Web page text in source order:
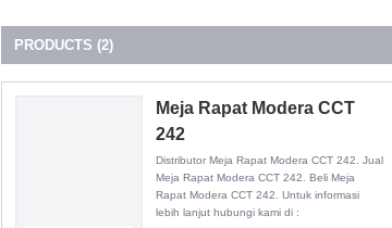
PRODUCTS (2)
Meja Rapat Modera CCT
242
DistributorMeja Rapat Modera CCT 242
. Jual
Meja Rapat Modera CCT 242. Beli Meja
Rapat Modera CCT 242. Untuk informasi
lebih lanjut hubungi kami di :